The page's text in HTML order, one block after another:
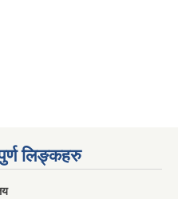
लिङ्कहरु